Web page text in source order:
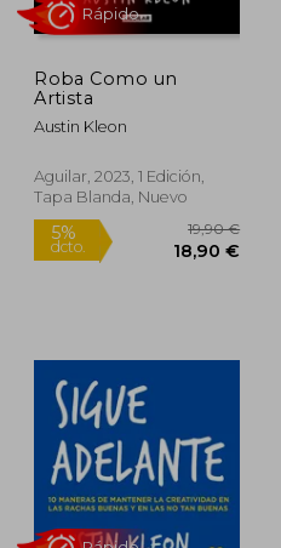
Roba Como un
Artista
Austin Kleon
Aguilar, 2023, 1 Edición,
Tapa Blanda, Nuevo
5%
dcto.
Rápido